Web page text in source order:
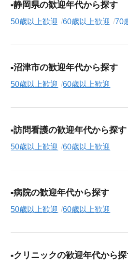
静岡県の歓迎年代から探す
50歳以上歓迎 60歳以上歓迎 70
沼津市の歓迎年代から探す
50歳以上歓迎 60歳以上歓迎
訪問看護の歓迎年代から探す
50歳以上歓迎 60歳以上歓迎
病院の歓迎年代から探す
50歳以上歓迎 60歳以上歓迎
クリニックの歓迎年代から